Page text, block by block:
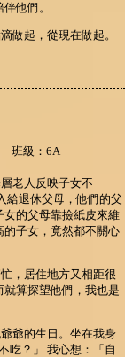
他們。
做起，從現在做起。
級：6A
老人反映子女不
給退休父母，他們的父
的父母靠撿紙皮來維
子女，竟然都不關心
，居住地方又相距很
算探望他們，我也是
爺的生日。坐在我身
吃？」 我心想：「自